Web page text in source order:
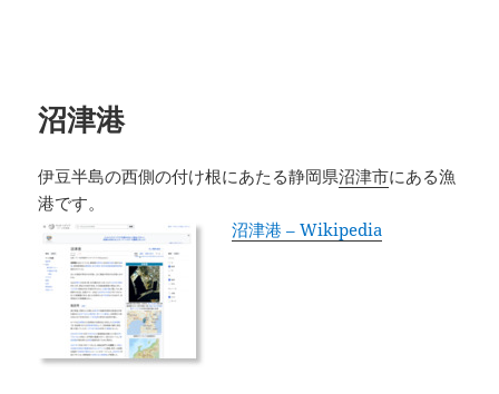
沼津港
伊豆半島の西側の付け根にあたる静岡県沼津市にある漁
港です。
沼津港 – Wikipedia